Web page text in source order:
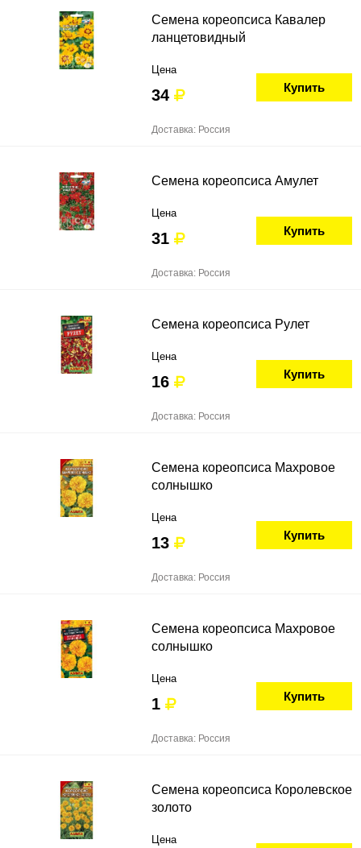
Семена кореопсиса Кавалер
ланцетовидный
Цена
34 Купить
Доставка: Россия
Семена кореопсиса Амулет
Цена
31 Купить
Доставка: Россия
Семена кореопсиса Рулет
Цена
16 Купить
Доставка: Россия
Семена кореопсиса Махровое
солнышко
Цена
13 Купить
Доставка: Россия
Семена кореопсиса Махровое
солнышко
Цена
1 Купить
Доставка: Россия
Семена кореопсиса Королевское
золото
Цена